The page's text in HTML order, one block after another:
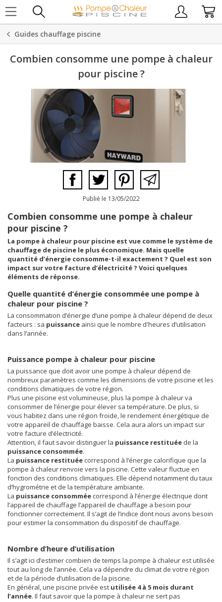
Guides chauffage piscine
Combien consomme une pompe à chaleur
pour piscine ?
Publié le 13/05/2022
Combien consomme une pompe à chaleur
pour piscine ?
La pompe à chaleur pour piscine est vue comme le système de
chauffage de piscine le plus économique. Mais quelle
quantité d’énergie consomme-t-il exactement ? Quel est son
impact sur votre facture d’électricité ? Voici quelques
éléments de réponse.
Quelle quantité d’énergie consommée une pompe à
chaleur pour piscine ?
La consommation d’énergie d’une pompe à chaleur dépend de deux
facteurs : sa puissance ainsi que le nombre d'heures d’utilisation
dans l’année.
Puissance pompe à chaleur pour piscine
La puissance que doit avoir une pompe à chaleur dépend de
nombreux paramètres comme les dimensions de votre piscine et les
conditions climatiques de votre région.
Plus une piscine est volumineuse, plus la pompe à chaleur va
consommer de l’énergie pour élever sa température. De plus, si
vous habitez dans une région froide, le rendement énergétique de
votre appareil de chauffage baisse. Cela aura alors un impact sur
votre facture d’électricité.
Attention, il faut savoir distinguer la puissance restituée de la
puissance consommée.
La puissance restituée correspond à l’énergie calorifique que la
pompe à chaleur renvoie vers la piscine. Cette valeur fluctue en
fonction des conditions climatiques. Elle dépend notamment du taux
d’hygrométrie et de la température ambiante.
La puissance consommée correspond à l’énergie électrique dont
l’appareil de chauffage l’appareil de chauffage a besoin pour
fonctionner correctement. Il s’agit de l’indice dont nous avons besoin
pour estimer la consommation du dispositif de chauffage.
Nombre d’heure d’utilisation
Il s’agit ici d’estimer combien de temps la pompe à chaleur est utilisée
tout au long de l’année. Cela va dépendre du climat de votre région
et de la période d’utilisation de la piscine.
En général, une piscine privée est utilisée 4 à 5 mois durant
l’année. Il faut savoir que la pompe à chaleur ne sert pas